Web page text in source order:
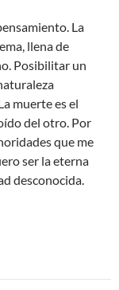
La
llena de
Posibilitar un
muerte es el
del otro. Por
que me
ser la eterna
desconocida.